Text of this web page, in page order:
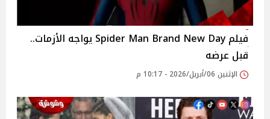
فيلم Spider Man Brand New Day يواجه الأزمات..
قبل عرضه
الإثنين 06/أبريل/2026 - 10:17 م